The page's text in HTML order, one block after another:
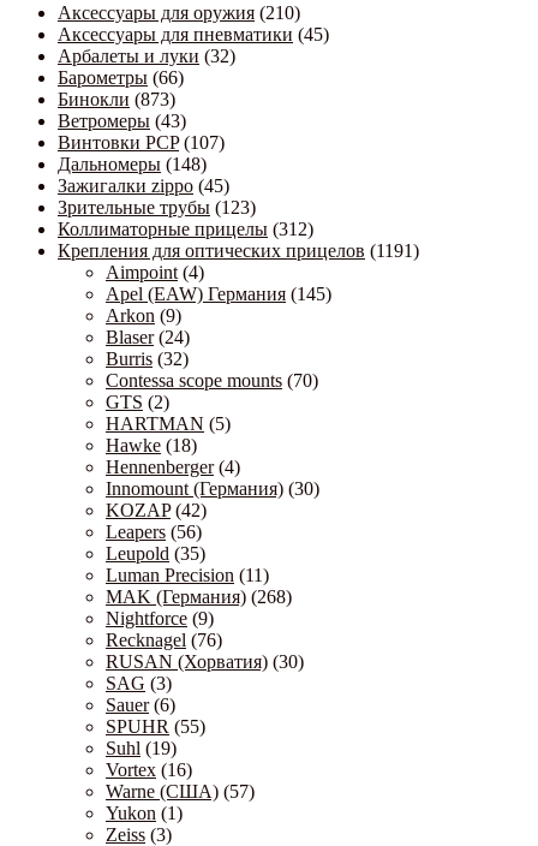
Аксессуары для оружия (210)
Аксессуары для пневматики (45)
Арбалеты и луки (32)
Барометры (66)
Бинокли (873)
Ветромеры (43)
Винтовки PCP (107)
Дальномеры (148)
Зажигалки zippo (45)
Зрительные трубы (123)
Коллиматорные прицелы (312)
Крепления для оптических прицелов (1191)
Aimpoint (4)
Apel (EAW) Германия (145)
Arkon (9)
Blaser (24)
Burris (32)
Contessa scope mounts (70)
GTS (2)
HARTMAN (5)
Hawke (18)
Hennenberger (4)
Innomount (Германия) (30)
KOZAP (42)
Leapers (56)
Leupold (35)
Luman Precision (11)
MAK (Германия) (268)
Nightforce (9)
Recknagel (76)
RUSAN (Хорватия) (30)
SAG (3)
Sauer (6)
SPUHR (55)
Suhl (19)
Vortex (16)
Warne (США) (57)
Yukon (1)
Zeiss (3)